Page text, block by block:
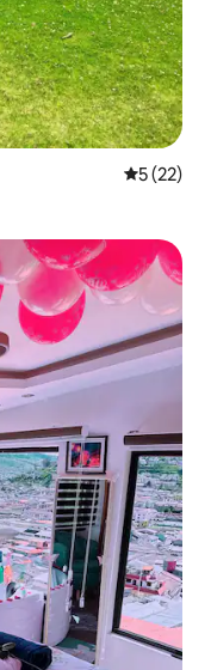
Средна
5 (22)